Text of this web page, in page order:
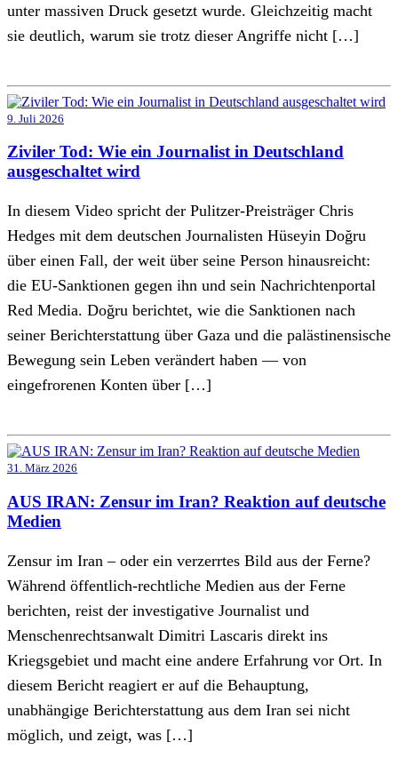
unter massiven Druck gesetzt wurde. Gleichzeitig macht
sie deutlich, warum sie trotz dieser Angriffe nicht […]
9. Juli 2026
Ziviler Tod: Wie ein Journalist in Deutschland
ausgeschaltet wird
In diesem Video spricht der Pulitzer-Preisträger Chris
Hedges mit dem deutschen Journalisten Hüseyin Doğru
über einen Fall, der weit über seine Person hinausreicht:
die EU-Sanktionen gegen ihn und sein Nachrichtenportal
Red Media. Doğru berichtet, wie die Sanktionen nach
seiner Berichterstattung über Gaza und die palästinensische
Bewegung sein Leben verändert haben — von
eingefrorenen Konten über […]
31. März 2026
AUS IRAN: Zensur im Iran? Reaktion auf deutsche
Medien
Zensur im Iran – oder ein verzerrtes Bild aus der Ferne?
Während öffentlich-rechtliche Medien aus der Ferne
berichten, reist der investigative Journalist und
Menschenrechtsanwalt Dimitri Lascaris direkt ins
Kriegsgebiet und macht eine andere Erfahrung vor Ort. In
diesem Bericht reagiert er auf die Behauptung,
unabhängige Berichterstattung aus dem Iran sei nicht
möglich, und zeigt, was […]